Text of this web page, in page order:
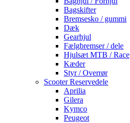
Bagskifter
Bremsesko / gummi
Dæk
Gearhjul
Fælgbremser / dele
Hjulsæt MTB / Race
Kæder
Styr / Overrør
Scooter Reservedele
Aprilia
Gilera
Kymco
Peugeot